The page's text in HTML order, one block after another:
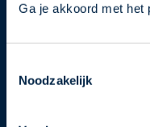
Ga je akkoord met het
Noodzakelijk
Direct naar
Ons verhaal